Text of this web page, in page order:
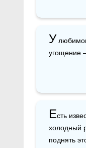
У
угощение
Есть
холодный
поднять